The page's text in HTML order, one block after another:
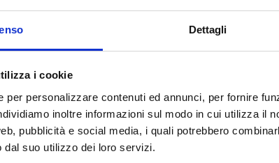
Dettagli
i cookie
per personalizzare contenuti ed annunci, per fornire
inoltre informazioni sul modo in cui utilizza il
pubblicità e social media, i quali potrebbero
dal suo utilizzo dei loro servizi.
da NIS 2?
devono condurre valutazioni regolari
segnalare tempestivamente qualsiasi
che le organizzazioni eseguano test
test).
soggette alla NIS2 devono essere pronte a
e implementando eventuali misure